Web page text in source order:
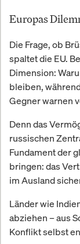
Europas
Die Frage, ob
spaltet die EU.
Dimension:
bleiben,
Gegner warnen
Denn das
russischen
Fundament der
bringen: das
im Ausland
Länder wie
abziehen – aus
Konflikt selbst